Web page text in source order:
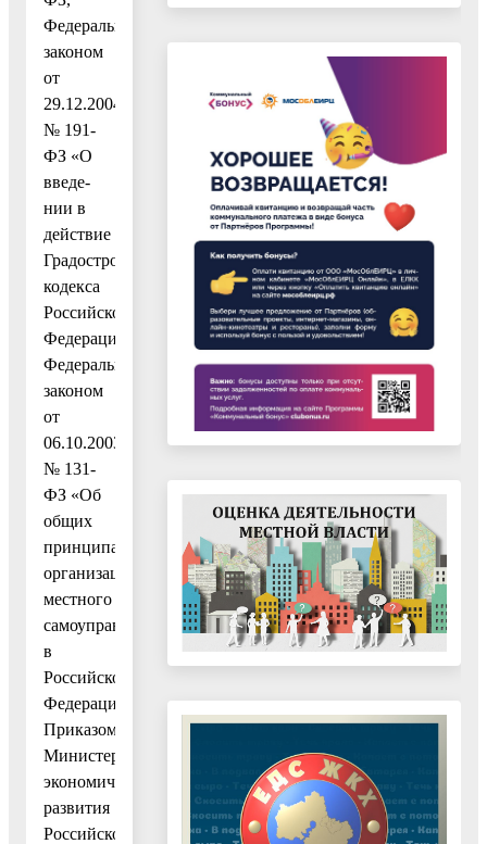
Федеральным
законом
от
29.12.2004
№ 191-
ФЗ «О
введе-
нии в
действие
Градостроительного
кодекса
Российской
Федерации»,
Федеральным
законом
от
06.10.2003
№ 131-
ФЗ «Об
общих
принципах
организации
местного
самоуправления
в
Российской
Федерации»,
Приказом
Министерства
экономического
развития
Российской